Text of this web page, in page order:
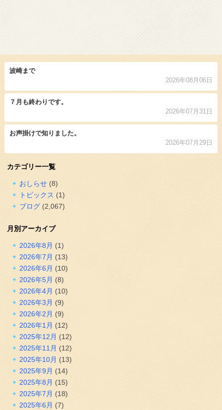
波崎まで
2026年08月06日
７月も終わりです。
2026年07月31日
お声掛けで知りました。
2026年07月29日
カテゴリー一覧
おしらせ(8)
トピックス (1)
ブログ(2,067)
月別アーカイブ
2026年8月 (1)
2026年7月 (13)
2026年6月 (10)
2026年5月 (8)
2026年4月 (10)
2026年3月 (9)
2026年2月 (9)
2026年1月 (12)
2025年12月 (12)
2025年11月 (12)
2025年10月 (13)
2025年9月 (14)
2025年8月 (15)
2025年7月 (18)
2025年6月 (7)